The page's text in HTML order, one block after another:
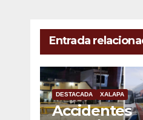
Entrada
DESTACADA XALAPA
Accidentes